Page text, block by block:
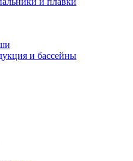
и бассейны